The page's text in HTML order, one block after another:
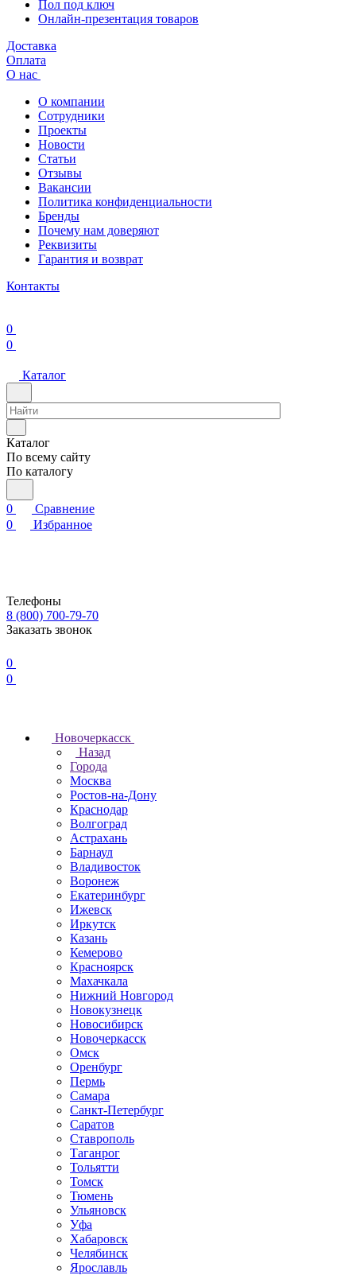
Пол под ключ
Онлайн-презентация товаров
Доставка
Оплата
О нас
О компании
Сотрудники
Проекты
Новости
Статьи
Отзывы
Вакансии
Политика конфиденциальности
Бренды
Почему нам доверяют
Реквизиты
Гарантия и возврат
Контакты
0
0
Каталог
Каталог
По всему сайту
По каталогу
0
Сравнение
0
Избранное
Телефоны
8 (800) 700-79-70
Заказать звонок
0
0
Новочеркаcск
Назад
Города
Москва
Ростов-на-Дону
Краснодар
Волгоград
Астрахань
Барнаул
Владивосток
Воронеж
Екатеринбург
Ижевск
Иркутск
Казань
Кемерово
Красноярск
Махачкала
Нижний Новгород
Новокузнецк
Новосибирск
Новочеркаcск
Омск
Оренбург
Пермь
Самара
Санкт-Петербург
Саратов
Ставрополь
Таганрог
Тольятти
Томск
Тюмень
Ульяновск
Уфа
Хабаровск
Челябинск
Ярославль